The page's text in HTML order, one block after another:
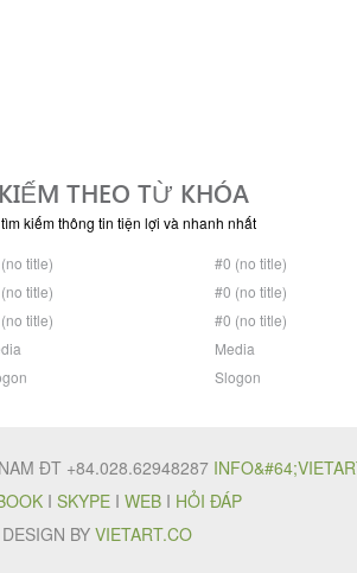
THEO TỪ KHÓA
kiếm thông tin tiện lợi và nhanh nhất
title)
title)
title)
#0 (no title)
#0 (no title)
#0 (no title)
Media
Slogon
ĐT +84.028.62948287
I SKYPE I WEB I HỎI ĐÁP
DESIGN BY VIETART.CO